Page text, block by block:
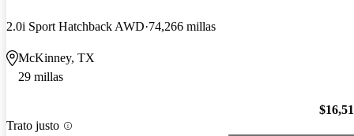
2.0i Sport Hatchback AWD 74,266 millas
McKinney, TX
29 millas
Trato justo